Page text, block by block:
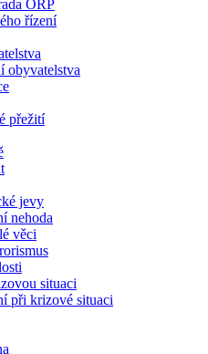
ORP
řízení
obyvatelstva
přežití
jevy
nehoda
věci
situaci
při krizové situaci